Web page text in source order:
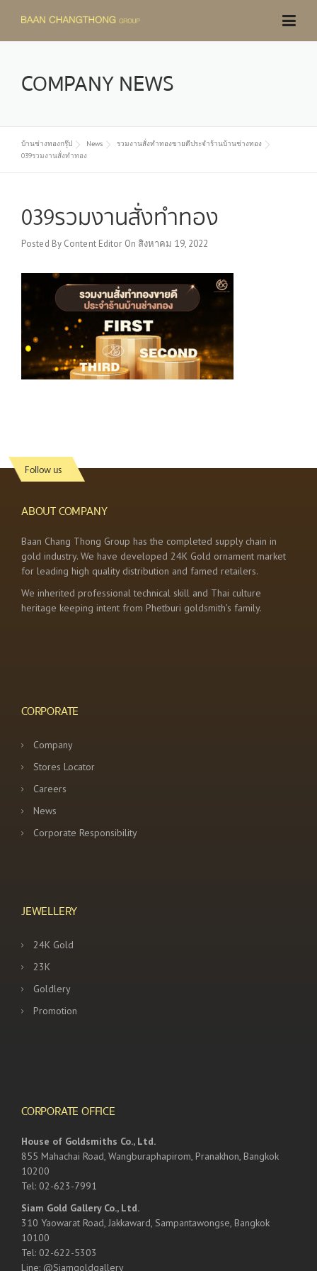
content
COMPANY NEWS
บ้านช่างทองกรุ๊ป News
รวมงานสั่งทำทองขายดีประจำร้านบ้านช่างทอง
039รวมงานสั่งทำทอง
039รวมงานสั่งทำทอง
Posted By Content Editor On สิงหาคม 19, 2022
Follow us
ABOUT COMPANY
Baan Chang Thong Group has the completed supply chain in
gold industry. We have developed 24K Gold ornament market
for leading high quality distribution and famed retailers.
We inherited professional technical skill and Thai culture
heritage keeping intent from Phetburi goldsmith’s family.
CORPORATE
Company
Stores Locator
Careers
News
Corporate Responsibility
JEWELLERY
24K Gold
23K
Goldlery
Promotion
CORPORATE OFFICE
House of Goldsmiths Co., Ltd.
855 Mahachai Road, Wangburaphapirom, Pranakhon, Bangkok
10200
Tel: 02-623-7991
Siam Gold Gallery Co., Ltd.
310 Yaowarat Road, Jakkaward, Sampantawongse, Bangkok
10100
Tel: 02-622-5303
Line: @Siamgoldgallery